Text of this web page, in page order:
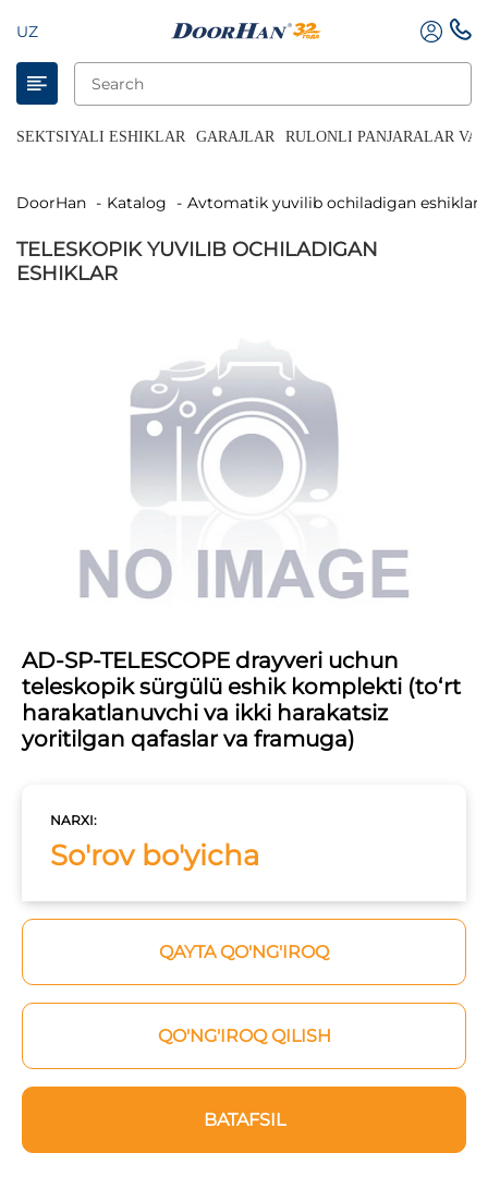
UZ
SEKTSIYALI ESHIKLAR GARAJLAR RULONLI PANJARALAR VA
DoorHan Katalog Avtomatik yuvilib ochiladigan eshiklar
TELESKOPIK YUVILIB OCHILADIGAN
ESHIKLAR
AD-SP-TELESCOPE drayveri uchun
teleskopik sürgülü eshik komplekti (to‘rt
harakatlanuvchi va ikki harakatsiz
yoritilgan qafaslar va framuga)
NARXI:
So'rov bo'yicha
QAYTA QO'NG'IROQ
QO'NG'IROQ QILISH
BATAFSIL